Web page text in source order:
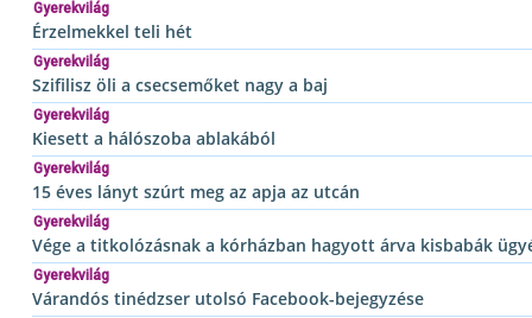
Gyerekvilág
Érzelmekkel teli hét
Gyerekvilág
Szifilisz öli a csecsemőket nagy a baj
Gyerekvilág
Kiesett a hálószoba ablakából
Gyerekvilág
15 éves lányt szúrt meg az apja az utcán
Gyerekvilág
Vége a titkolózásnak a kórházban hagyott árva kisbabák
Gyerekvilág
Várandós tinédzser utolsó Facebook-bejegyzése